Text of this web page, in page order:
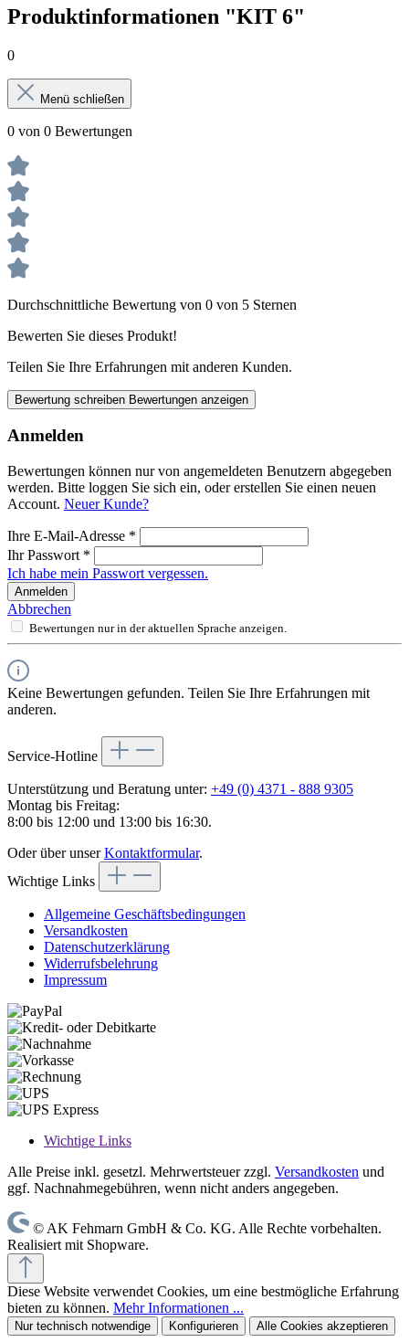
Produktinformationen "KIT 6"
0
Menü schließen
0 von 0 Bewertungen
Durchschnittliche Bewertung von 0 von 5 Sternen
Bewerten Sie dieses Produkt!
Teilen Sie Ihre Erfahrungen mit anderen Kunden.
Bewertung schreiben Bewertungen anzeigen
Anmelden
Bewertungen können nur von angemeldeten Benutzern abgegeben
werden. Bitte loggen Sie sich ein, oder erstellen Sie einen neuen
Account. Neuer Kunde?
Ihre E-Mail-Adresse *
Ihr Passwort *
Ich habe mein Passwort vergessen.
Anmelden
Abbrechen
Bewertungen nur in der aktuellen Sprache anzeigen.
Keine Bewertungen gefunden. Teilen Sie Ihre Erfahrungen mit
anderen.
Service-Hotline
Unterstützung und Beratung unter: +49 (0) 4371 - 888 9305
Montag bis Freitag:
8:00 bis 12:00 und 13:00 bis 16:30.
Oder über unserKontaktformular.
Wichtige Links
Allgemeine Geschäftsbedingungen
Versandkosten
Datenschutzerklärung
Widerrufsbelehrung
Impressum
Wichtige Links
Alle Preise inkl. gesetzl. Mehrwertsteuer zzgl. Versandkosten und
ggf. Nachnahmegebühren, wenn nicht anders angegeben.
© AK Fehmarn GmbH & Co. KG. Alle Rechte vorbehalten.
Realisiert mit Shopware.
Diese Website verwendet Cookies, um eine bestmögliche Erfahrung
bieten zu können. Mehr Informationen ...
Nur technisch notwendige Konfigurieren Alle Cookies akzeptieren